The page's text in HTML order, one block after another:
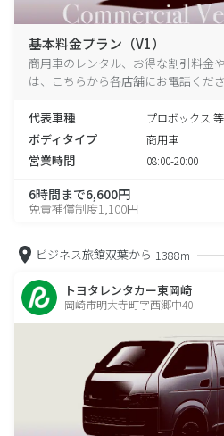
基本料金プラン（V1）
商用車のレンタル、お得な割引料金
は、こちらから各店舗にお電話くださ
代表車種 プロボックス 等
ボディタイプ 商用車
営業時間 08:00-20:00
6時間まで6,600円
免責補償制度1,100円
ビジネス旅館双葉から 1388m
トヨタレンタカー東岡崎
岡崎市明大寺町字西郷中40